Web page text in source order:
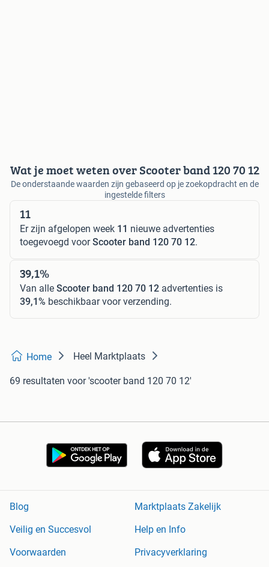
Wat je moet weten over Scooter band 120 70 12
De onderstaande waarden zijn gebaseerd op je zoekopdracht en de
ingestelde filters
11
Er zijn afgelopen week 11 nieuwe advertenties
toegevoegd voorScooter band 120 70 12.
39,1%
Van alle Scooter band 120 70 12 advertenties is
39,1% beschikbaar voor verzending.
Home Heel Marktplaats
69 resultaten voor 'scooter band 120 70 12'
Blog
Marktplaats Zakelijk
Veilig en Succesvol
Help en Info
Voorwaarden
Privacyverklaring